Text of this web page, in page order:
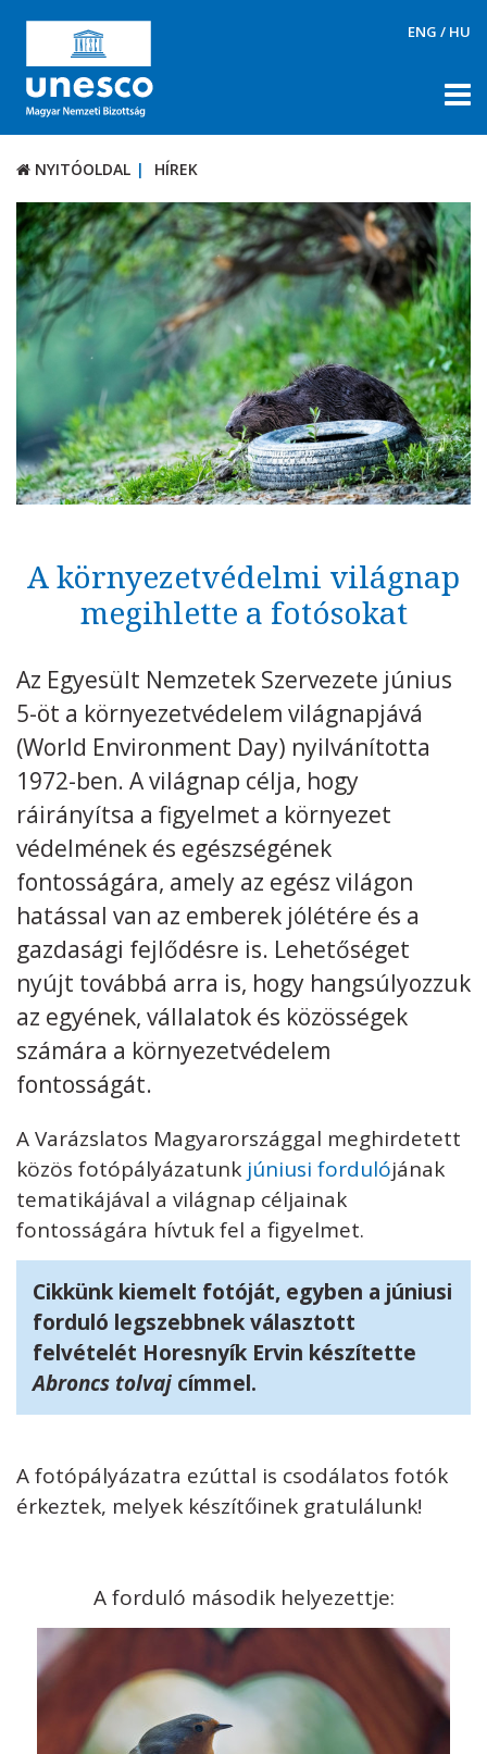
ENG / HU
NYITÓOLDAL HÍREK
RÓLUNK
TÉMÁK
DOKUMENTUMTÁR
PÁLYÁZATOK / DÍJAK
KAPCSOLAT
Adatkezelési tájékoztató Impresszum
Technikai információk
NYITÓOLDAL HÍREK
A környezetvédelmi világnap
megihlette a fotósokat
Az Egyesült Nemzetek Szervezete június
5-öt a környezetvédelem világnapjává
(World Environment Day) nyilvánította
1972-ben. A világnap célja, hogy
ráirányítsa a figyelmet a környezet
védelmének és egészségének
fontosságára, amely az egész világon
hatással van az emberek jólétére és a
gazdasági fejlődésre is. Lehetőséget
nyújt továbbá arra is, hogy hangsúlyozzuk
az egyének, vállalatok és közösségek
számára a környezetvédelem
fontosságát.
A Varázslatos Magyarországgal meghirdetett
közös fotópályázatunk júniusi fordulójának
tematikájával a világnap céljainak
fontosságára hívtuk fel a figyelmet.
Cikkünk kiemelt fotóját, egyben a júniusi
forduló legszebbnek választott
felvételét Horesnyík Ervin készítette
Abroncs tolvaj címmel.
A fotópályázatra ezúttal is csodálatos fotók
érkeztek, melyek készítőinek gratulálunk!
A forduló második helyezettje: